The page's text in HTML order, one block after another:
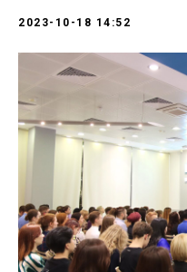
2023-10-18 14:52